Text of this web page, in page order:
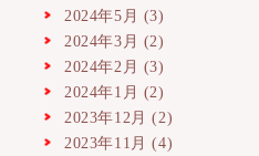
2024年5月 (3)
2024年3月 (2)
2024年2月 (3)
2024年1月 (2)
2023年12月 (2)
2023年11月 (4)